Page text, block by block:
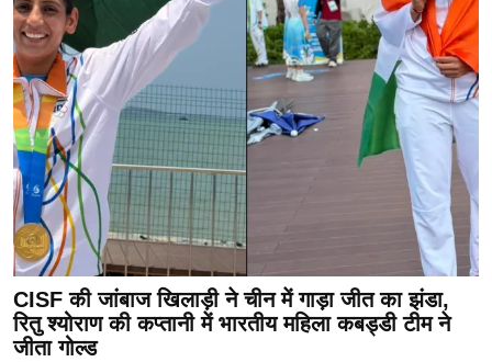
CISF की जांबाज खिलाड़ी ने चीन में गाड़ा जीत का झंडा,
रितु श्योराण की कप्तानी में भारतीय महिला कबड्डी टीम ने
जीता गोल्ड